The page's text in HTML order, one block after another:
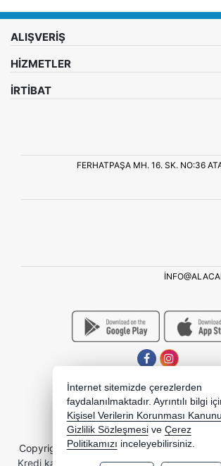
ALIŞVERİŞ
HİZMETLER
İRTİBAT
FERHATPAŞA MH. 16. SK. NO:36
Copyright 2026 alacanotomotiv.com.tr - Tüm
Kredi kartı bilgileriniz 256bit SSL sertifikası
İnternet sitemizde çerezlerden
faydalanılmaktadır. Ayrıntılı bilgi
Kişisel Verilerin Korunması
Gizlilik Sözleşmesi ve Çerez
Politikamızı inceleyebilirsiniz.